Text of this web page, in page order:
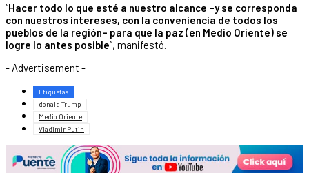
“Hacer todo lo que esté a nuestro alcance –y se corresponda
con nuestros intereses, con la conveniencia de todos los
pueblos de la región– para que la paz (en Medio Oriente) se
logre lo antes posible”, manifestó.
- Advertisement -
Etiquetas
donald Trump
Medio Oriente
Vladimir Putin